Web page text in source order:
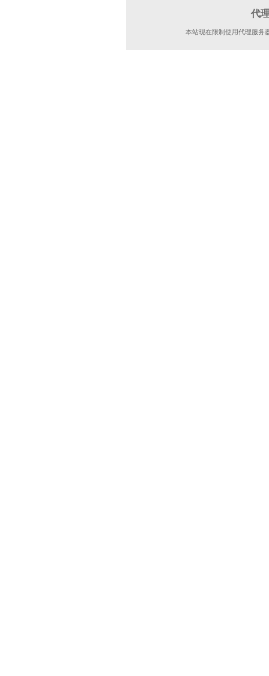
代
本站现在限制使用代理服务